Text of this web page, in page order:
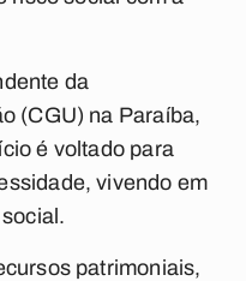
da
(CGU) na Paraíba,
é voltado para
vivendo em
patrimoniais,